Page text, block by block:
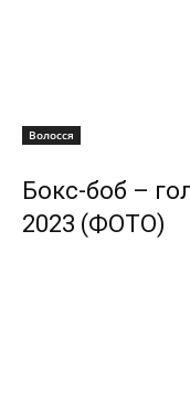
Волосся
Бокс-боб –
2023 (ФОТО)